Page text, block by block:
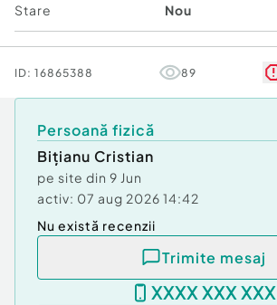
Stare Nou
ID: 16865388 89
Persoană fizică
Bițianu Cristian
pe site din 9 Jun
activ: 07 aug 2026 14:42
Nu există recenzii
Trimite mesaj
XXXX XXX XXX